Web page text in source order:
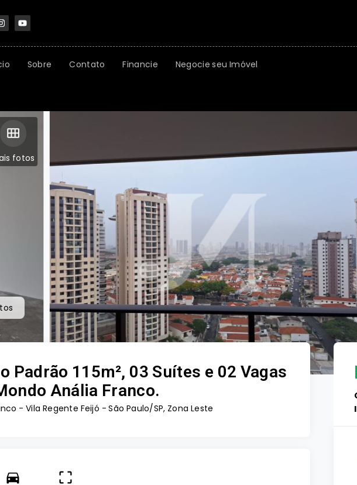
Sobre Contato Financie Negocie seu Imóvel
fotos
Padrão 115m², 03 Suítes e 02 Vagas
Anália Franco.
-Vila Regente Feijó - São Paulo/SP, Zona Leste